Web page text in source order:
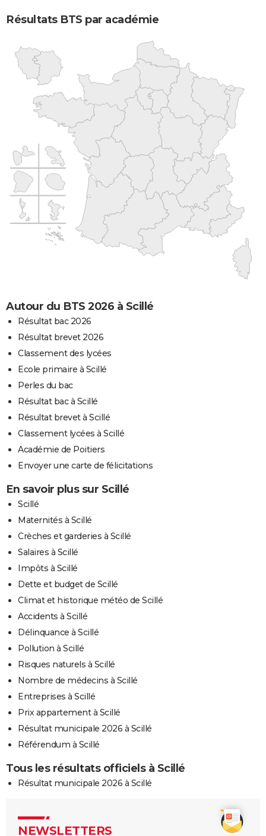
Résultats BTS par académie
Autour du BTS 2026 à Scillé
Résultat bac 2026
Résultat brevet 2026
Classement des lycées
Ecole primaire à Scillé
Perles du bac
Résultat bac à Scillé
Résultat brevet à Scillé
Classement lycées à Scillé
Académie de Poitiers
Envoyer une carte de félicitations
En savoir plus sur Scillé
Scillé
Maternités à Scillé
Crèches et garderies à Scillé
Salaires à Scillé
Impôts à Scillé
Dette et budget de Scillé
Climat et historique météo de Scillé
Accidents à Scillé
Délinquance à Scillé
Pollution à Scillé
Risques naturels à Scillé
Nombre de médecins à Scillé
Entreprises à Scillé
Prix appartement à Scillé
Résultat municipale 2026 à Scillé
Référendum à Scillé
Tous les résultats officiels à Scillé
Résultat municipale 2026 à Scillé
NEWSLETTERS